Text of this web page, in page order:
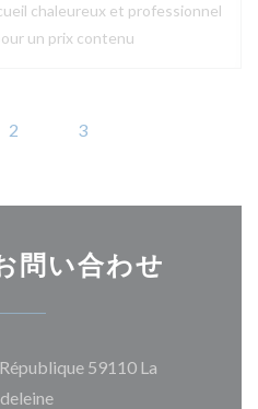
chaleureux et professionnel
un prix contenu
2 3
問い合わせ
59110 La
((新しいウィンドウで開